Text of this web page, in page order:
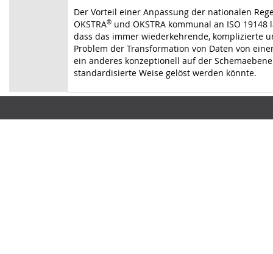
Der Vorteil einer Anpassung der nationalen
OKSTRA® und OKSTRA kommunal an ISO 19148
dass das immer wiederkehrende, komplizierte
Problem der Transformation von Daten von
ein anderes konzeptionell auf der
standardisierte Weise gelöst werden könnte.